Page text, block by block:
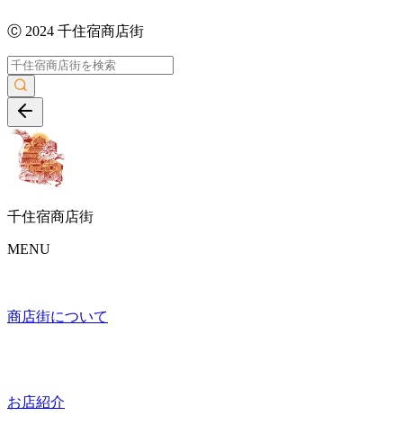
Ⓒ 2024 千住宿商店街
千住宿商店街
MENU
商店街について
お店紹介